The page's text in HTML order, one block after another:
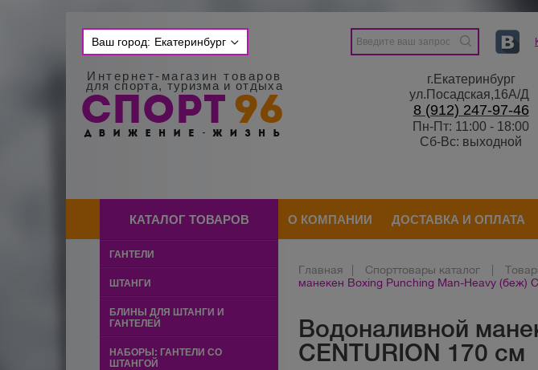
Ваш город: Екатеринбург
Интернет-магазин товаров
для спорта, туризма и отдыха
г.Екатеринбург
ул.Посадская,16А/Д
8 (912) 247-97-46
Пн-Пт: 11:00 - 18:00
Сб-Вс: выходной
КАТАЛОГ ТОВАРОВ О КОМПАНИИ ДОСТАВКА И ОПЛАТА
ГАНТЕЛИ
ШТАНГИ
БЛИНЫ ДЛЯ ШТАНГИ И
ГАНТЕЛЕЙ
НАБОРЫ: ГАНТЕЛИ СО
ШТАНГОЙ
Главная Спорттовары каталог
манекен Boxing Punching Man-Heavy (беж)
Водоналивной
CENTURION 170 см